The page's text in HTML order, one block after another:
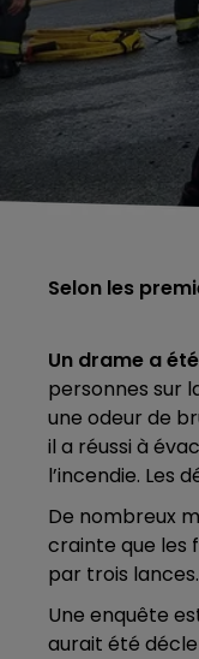
RDL
Selon les
Un drame a
personnes sur
une odeur de
il a réussi à
l’incendie. Les
De nombreux
crainte que les
par trois lances.
Une enquête
aurait été